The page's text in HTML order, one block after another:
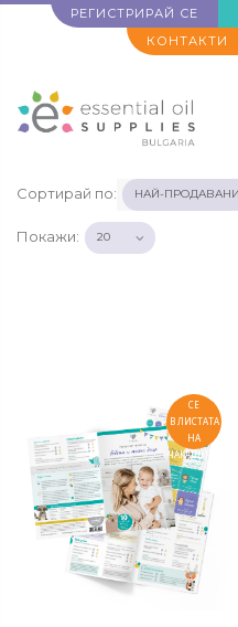
РЕГИСТРИРАЙ СЕ
КОНТАКТИ
Сортирай по:
Покажи:
СЕ
В ЛИСТАТА
НА
ЧАКАЩИТЕ